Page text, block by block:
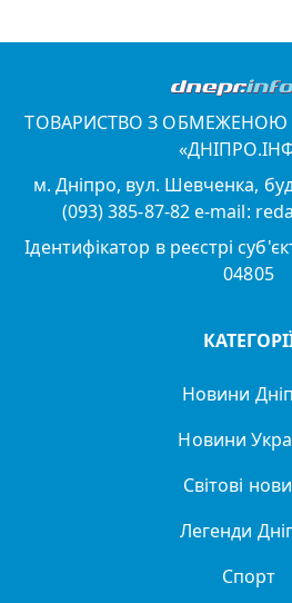
ТОВАРИСТВО З ОБМЕЖЕНОЮ
м. Дніпро, вул. Шевченка,
(093) 385-87-82 e-mail:
Ідентифікатор в реєстрі
04805
Новини
Новини
Світові
Легенди
Спорт